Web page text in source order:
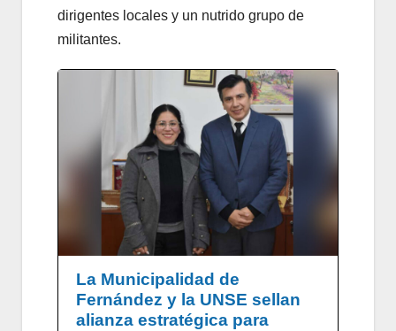
dirigentes locales y un nutrido grupo de
militantes.
La Municipalidad de
Fernández y la UNSE sellan
alianza estratégica para